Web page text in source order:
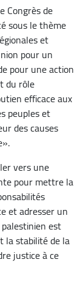
Congrès de
sous le thème
et
pour un
pour une action
du rôle
efficace aux
peuples et
des causes
vers une
pour mettre la
et adresser un
est
la stabilité de la
justice à ce